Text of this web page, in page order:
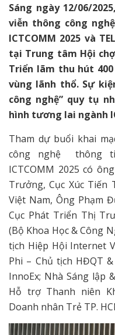
Sáng ngày 12/06/
viễn thông công
ICTCOMM 2025 và
tại Trung tâm Hội chợ
Triển lãm thu hút
vùng lãnh thổ. Sự
công nghệ” quy tụ
hình tương lai ngành
Tham dự buổi khai
công nghệ thông
ICTCOMM 2025 có
Trưởng, Cục Xúc
Việt Nam, Ông Phạm
Cục Phát Triển Thị
(Bộ Khoa Học & Công
tịch Hiệp Hội Internet
Phi – Chủ tịch HĐQT &
InnoEx; Nhà Sáng lập
Hỗ trợ Thanh niên
Doanh nhân Trẻ TP.